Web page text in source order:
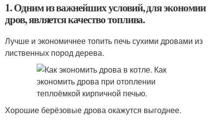
1. Одним из важнейших условий, для экономии
дров, является качество топлива.
Лучше и экономичнее топить печь сухими дровами из
лиственных пород дерева.
Хорошие берёзовые дрова окажутся выгоднее.